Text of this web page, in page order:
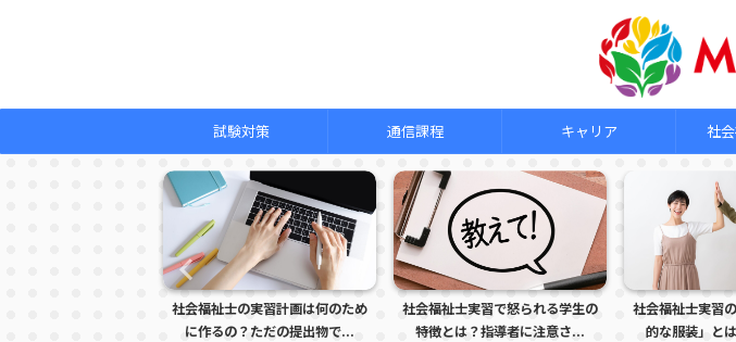
試験対策 通信課程 キャリア 社
社会福祉士の実習計画は何のため
に作るの？ただの提出物で...
社会福祉士実習で怒られる学生の
特徴とは？指導者に注意さ...
社会福祉士実習
的な服装」と